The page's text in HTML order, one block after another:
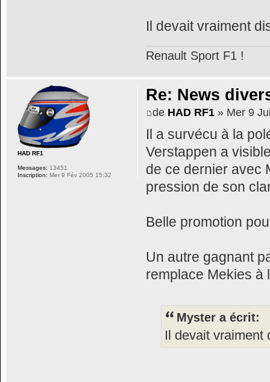
Il devait vraiment
Renault Sport F1 !
Re: News
de HAD RF1» Mer 9
Il a survécu à la
Verstappen a
de ce dernier avec
pression de son
Belle promotion
Un autre gagnant
remplace Mekies à
Myster a écrit:
Il devait vraiment
HAD RF1
Messages: 13451
Inscription: Mer 9 Fév 2005 15:32